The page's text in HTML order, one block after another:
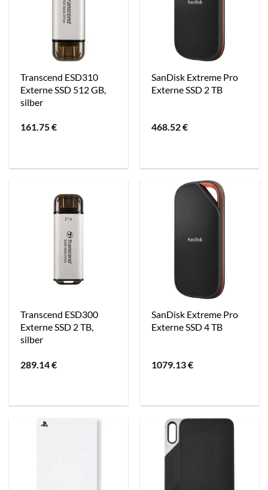
Transcend ESD310
Externe SSD 512 GB,
silber
161.75€
SanDisk Extreme Pro
Externe SSD 2 TB
468.52€
Transcend ESD300
Externe SSD 2 TB,
silber
289.14€
SanDisk Extreme Pro
Externe SSD 4 TB
1079.13€